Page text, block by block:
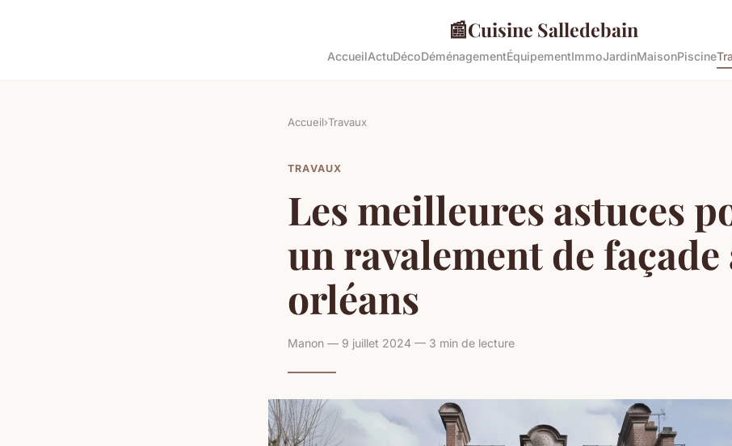
📰Cuisine Salledebain
AccueilActuDécoDéménagementÉquipementImmoJardinMaisonPiscine
Accueil›Travaux
TRAVAUX
Les meilleures astuces
un ravalement de façade
orléans
Manon — 9 juillet 2024 — 3 min de lecture